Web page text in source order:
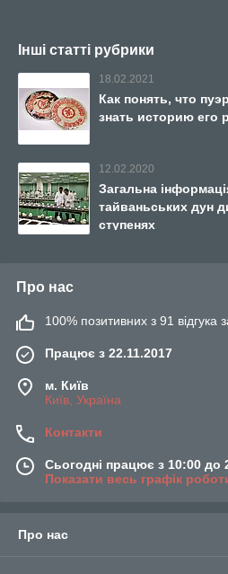
Інші статті рубрики
18.02.2021
Как понять, что
знать историю его
12.02.2020
Загальна
тайваньських дун
ступенях
Про нас
100% позитивних з 91 відгука
Працює з 22.11.2017
м. Київ
Київ, Україна
Контакти
Сьогодні працює з 10:00 до
Показати весь графік
Про нас